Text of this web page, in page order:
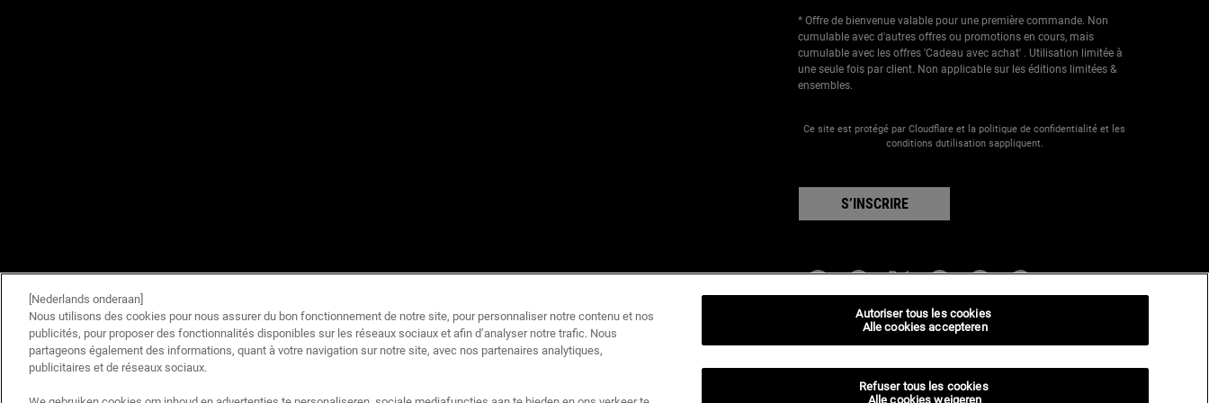
* Offre de bienvenue valable pour une première commande. Non
cumulable avec d'autres offres ou promotions en cours, mais
cumulable avec les offres 'Cadeau avec achat' . Utilisation limitée à
une seule fois par client. Non applicable sur les éditions limitées &
ensembles.
Ce site est protégé par Cloudflare et la politique de confidentialité et les
conditions dutilisation sappliquent.
S’INSCRIRE
Informations sur le fabricant
kiehls@be.oaccare.com
[Nederlands onderaan]
Nous utilisons des cookies pour nous assurer du bon fonctionnement de notre site, pour personnaliser notre contenu et nos
publicités, pour proposer des fonctionnalités disponibles sur les réseaux sociaux et afin d’analyser notre trafic. Nous
partageons également des informations, quant à votre navigation sur notre site, avec nos partenaires analytiques,
publicitaires et de réseaux sociaux.
Refuser tous les cookies
Alle cookies weigeren
Autoriser tous les cookies
Alle cookies accepteren